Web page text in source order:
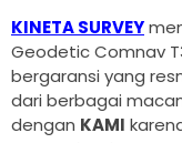
KINETA SURVEY
Geodetic Comnav
bergaransi yang
dari berbagai
dengan KAMI